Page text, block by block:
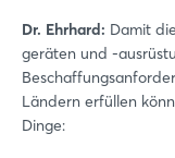
Dr. Ehrhard: Damit
geräten und -
Ländern erfüllen
Dinge: